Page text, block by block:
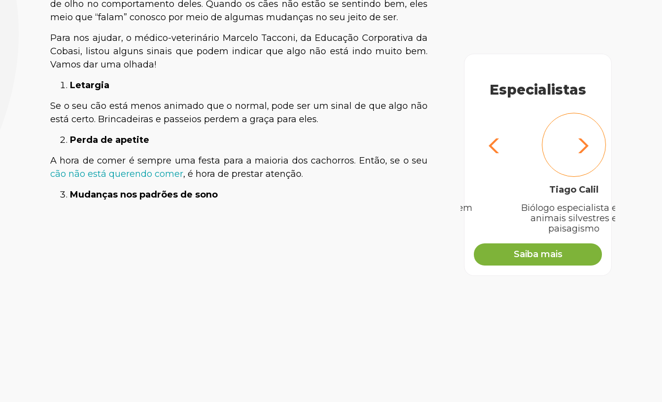
de olho no comportamento deles. Quando os cães não estão se sentindo bem, eles
meio que “falam” conosco por meio de algumas mudanças no seu jeito de ser.
Para nos ajudar, o médico-veterinário Marcelo Tacconi, da Educação Corporativa da
Cobasi, listou alguns sinais que podem indicar que algo não está indo muito bem.
Vamos dar uma olhada!
Letargia
Se o seu cão está menos animado que o normal, pode ser um sinal de que algo não
está certo. Brincadeiras e passeios perdem a graça para eles.
Perda de apetite
A hora de comer é sempre uma festa para a maioria dos cachorros. Então, se o seu
cão não está querendo comer, é hora de prestar atenção.
Mudanças nos padrões de sono
Especialistas
Tiago Calil
Biólogo especialista em
animais silvestres e
paisagismo
Saiba mais